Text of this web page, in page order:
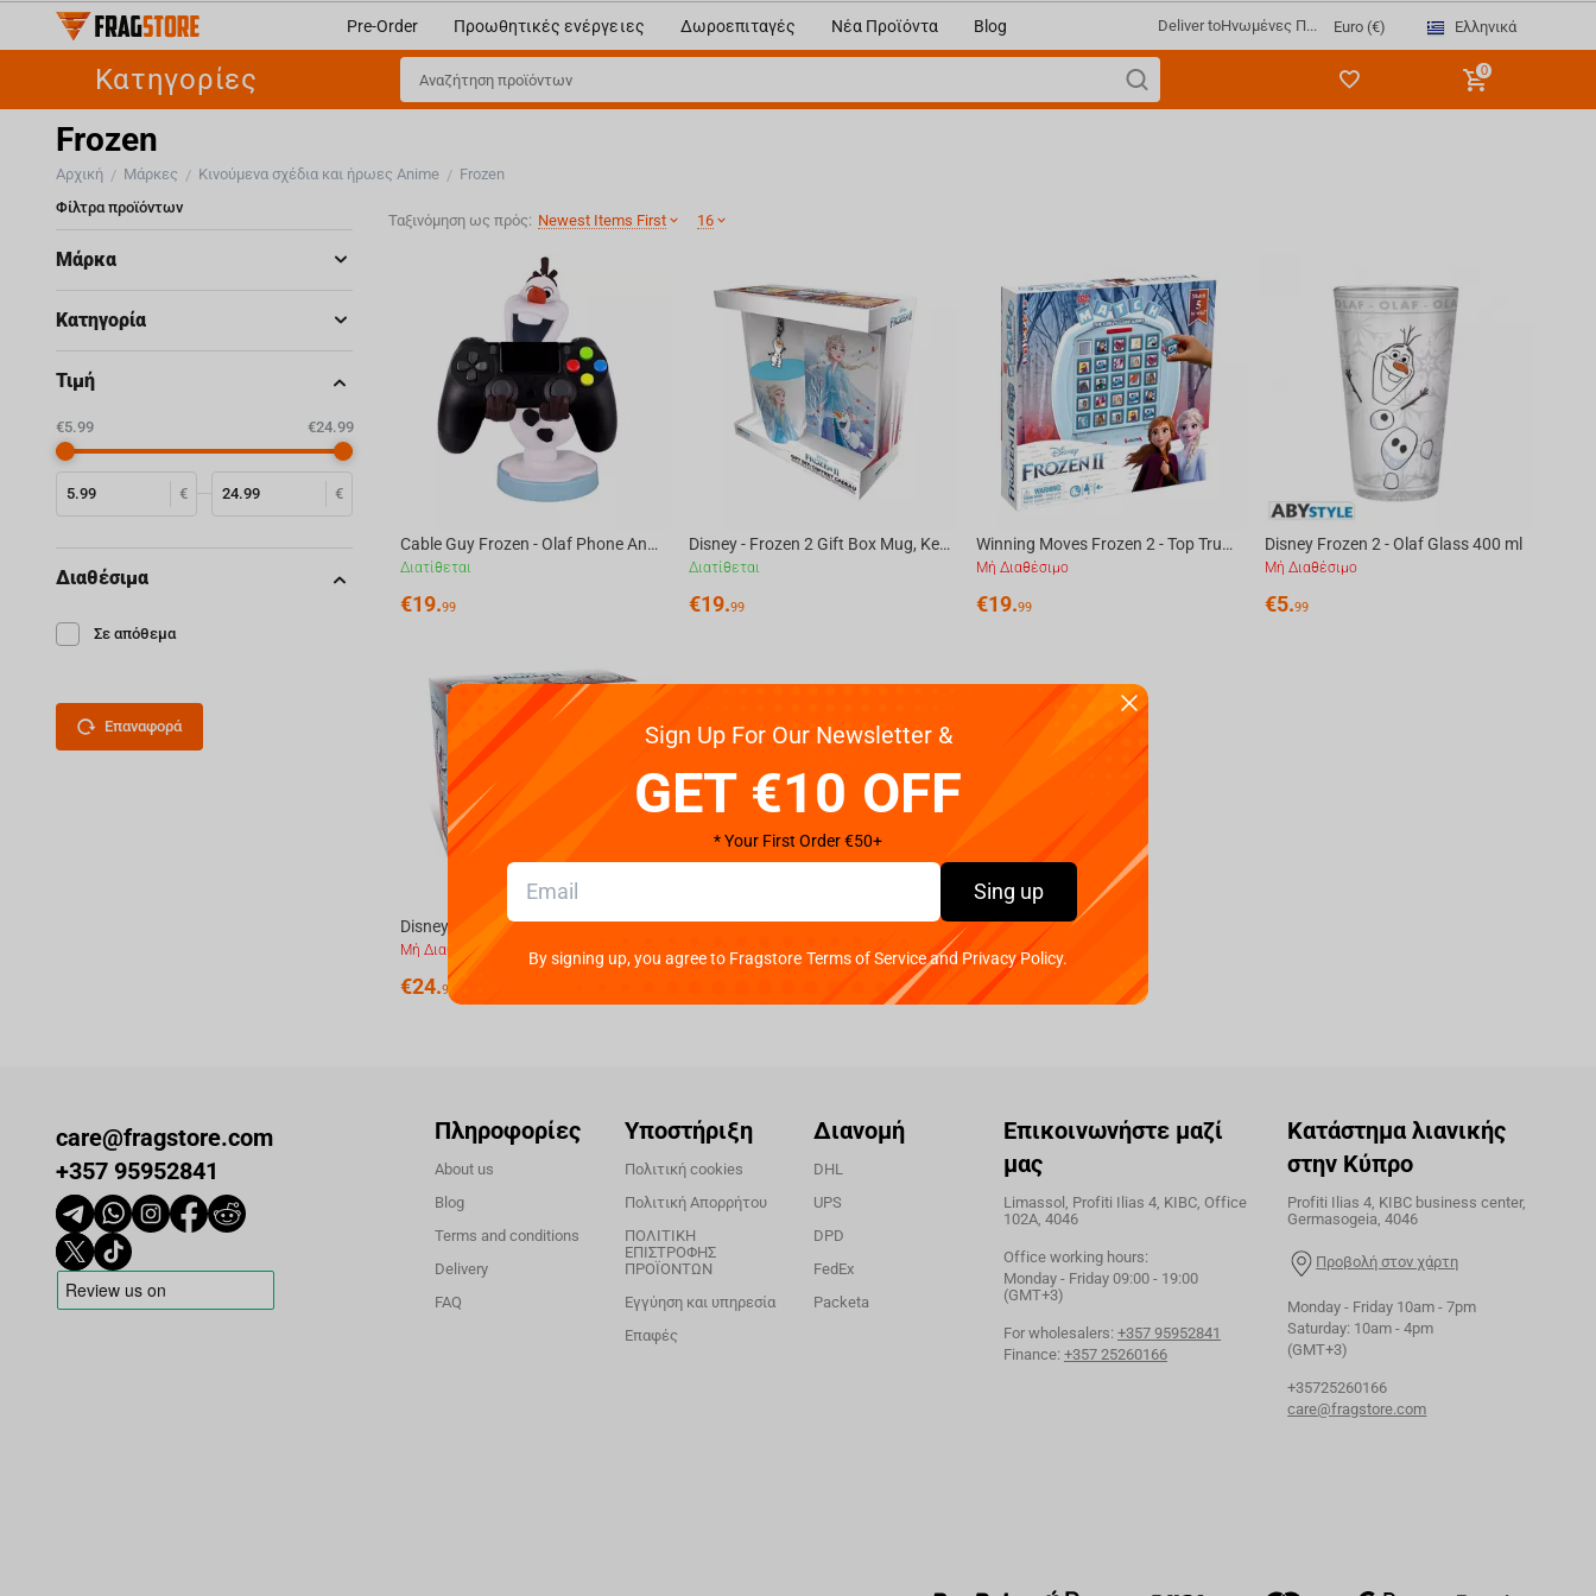
Pre-Order Προωθητικές ενέργειες Δωροεπιταγές Νέα Προϊόντα Blog Deliver toΗνωμένες Π... Euro (€) Ελληνικά
Κατηγορίες 0
Frozen
Αρχική / Μάρκες / Κινούμενα σχέδια και ήρωες Anime / Frozen
Ταξινόμηση ως πρός: Newest Items First 16
Cable Guy Frozen - Olaf Phone And Controller Holder
Διατίθεται
€19.99
Disney - Frozen 2 Gift Box Mug, Keychain, Notebook
Διατίθεται
€19.99
Winning Moves Frozen 2 - Top Trumps Match Board Game
Μή Διαθέσιμο
€19.99
Disney Frozen 2 - Olaf Glass 400 ml
Μή Διαθέσιμο
€5.99
Disney - Frozen 2 Plates Set of 4 Pcs
Μή Διαθέσιμο
€24.99
Φίλτρα προϊόντων
Μάρκα
Κατηγορία
Τιμή
€ €
‎€5.99 ‎€24.99
Διαθέσιμα
Σε απόθεμα
Επαναφορά
care@fragstore.com
+357 95952841
Πληροφορίες
About us
Blog
Terms and conditions
Delivery
FAQ
Υποστήριξη
Πολιτική cookies
Πολιτική Απορρήτου
ΠΟΛΙΤΙΚΗ
ΕΠΙΣΤΡΟΦΗΣ
ΠΡΟΪΟΝΤΩΝ
Εγγύηση και υπηρεσία
Επαφές
Διανομή
DHL
UPS
DPD
FedEx
Packeta
Επικοινωνήστε μαζί
μας
Limassol, Profiti Ilias 4, KIBC, Office
102A, 4046
Office working hours:
Monday - Friday 09:00 - 19:00
(GMT+3)
For wholesalers: +357 95952841
Finance: +357 25260166
Κατάστημα λιανικής
στην Κύπρο
Profiti Ilias 4, KIBC business center,
Germasogeia, 4046
Προβολή στον χάρτη
Monday - Friday 10am - 7pm
Saturday: 10am - 4pm
(GMT+3)
+35725260166
care@fragstore.com
Sign Up For Our Newsletter &
GET €10 OFF
* Your First Order €50+
Sing up
By signing up, you agree to Fragstore Terms of Service and Privacy Policy.